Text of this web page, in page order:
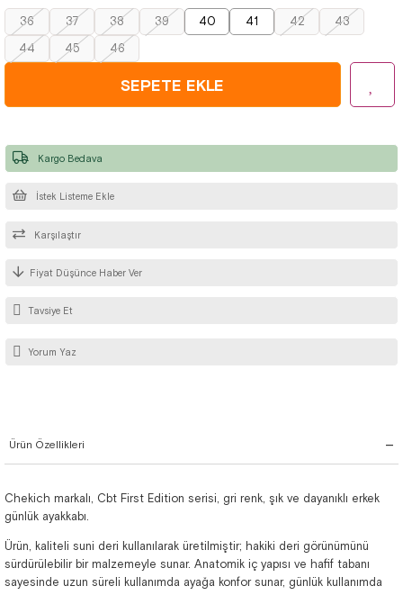
36 37 38 39 40 41 42
43
44
45 46
İstek Listeme Ekle
Karşılaştır
Fiyat Düşünce Haber Ver
Kargo Bedava
Tavsiye Et
Yorum Yaz
Ürün Özellikleri
Chekich markalı, Cbt First Edition serisi, gri renk, şık ve dayanıklı erkek
günlük ayakkabı.
Ürün, kaliteli suni deri kullanılarak üretilmiştir; hakiki deri görünümünü
sürdürülebilir bir malzemeyle sunar. Anatomik iç yapısı ve hafif tabanı
sayesinde uzun süreli kullanımda ayağa konfor sunar, günlük kullanımda